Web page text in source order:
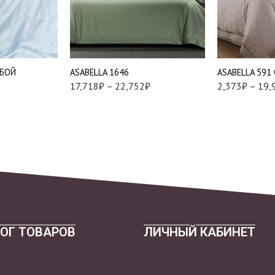
АSABELLA 1646
17,718₽ – 22,752₽
Семейный
АSABELLA
2,373₽ –
Наволочки
ТОВАРОВ ЛИЧНЫЙ КАБИНЕТ